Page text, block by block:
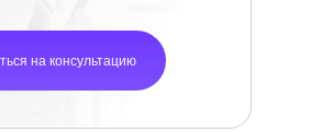
на консультацию